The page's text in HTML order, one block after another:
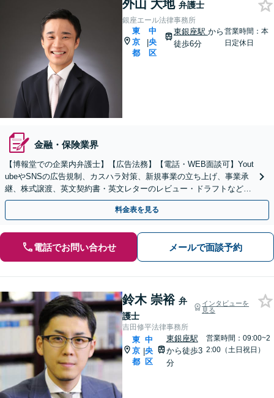
外山 大地 弁護士
銀座エール法律事務所
東
京
都
|
中
央
区
東銀座駅 から
徒歩6分
営業時間：本
日定休日
金融・保険業界
【博報堂での企業内弁護士】【広告法務】【電話・WEB面談可】Yout
ubeやSNSの広告規制、カスハラ対策、新規事業の立ち上げ、事業承
継、株式譲渡、英文契約書・英文レターのレビュー・ドラフトなどに
対応【Web面談可】
料金表を見る
電話でお問い合わせ メールで面談予約
鈴木 崇裕 弁
護士
インタビューを
見る
吉田修平法律事務所
東
京
都
|
中
央
区
東銀座駅
から徒歩3
分
営業時間：09:00~2
2:00（土日祝日）